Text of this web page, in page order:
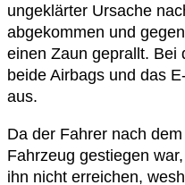
ungeklärter Ursache
abgekommen und
einen Zaun geprallt. Bei
beide Airbags und das
aus.
Da der Fahrer nach
Fahrzeug gestiegen
ihn nicht erreichen,